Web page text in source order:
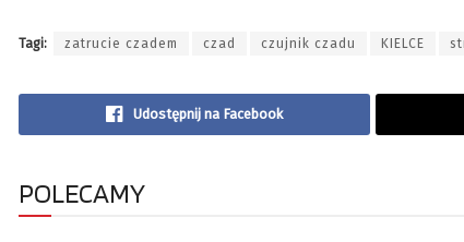
Tagi: zatrucie czadem czad czujnik czadu KIELCE
Udostępnij na Facebook
POLECAMY